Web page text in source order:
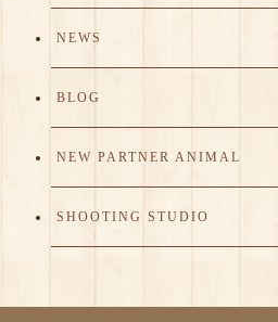
NEWS
BLOG
NEW PARTNER ANIMAL
SHOOTING STUDIO